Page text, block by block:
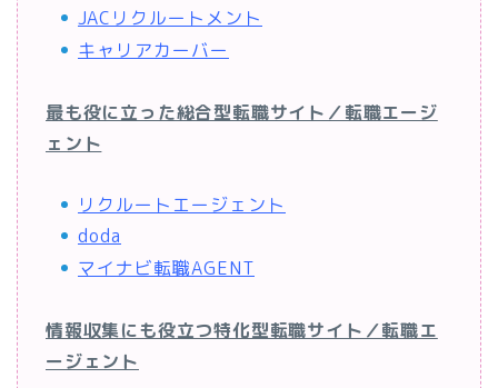
JACリクルートメント
キャリアカーバー
最も役に立った総合型転職サイト／転職エージ
ェント
リクルートエージェント
doda
マイナビ転職AGENT
情報収集にも役立つ特化型転職サイト／転職エ
ージェント